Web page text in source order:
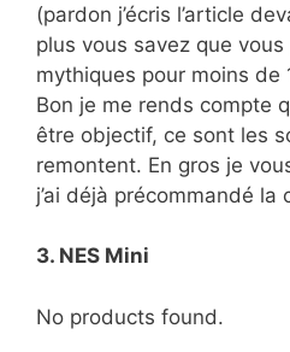
(pardon j’écris l’article
plus vous savez que
mythiques pour moins
Bon je me rends compte
être objectif, ce sont les
remontent. En gros je
j’ai déjà précommandé la
3. NES Mini
No products found.